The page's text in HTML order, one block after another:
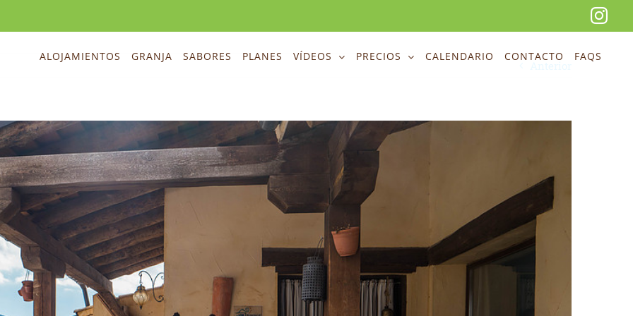
ALOJAMIENTOS GRANJA SABORES PLANES VÍDEOS PRECIOS CALENDARIO CONTACTO FAQS